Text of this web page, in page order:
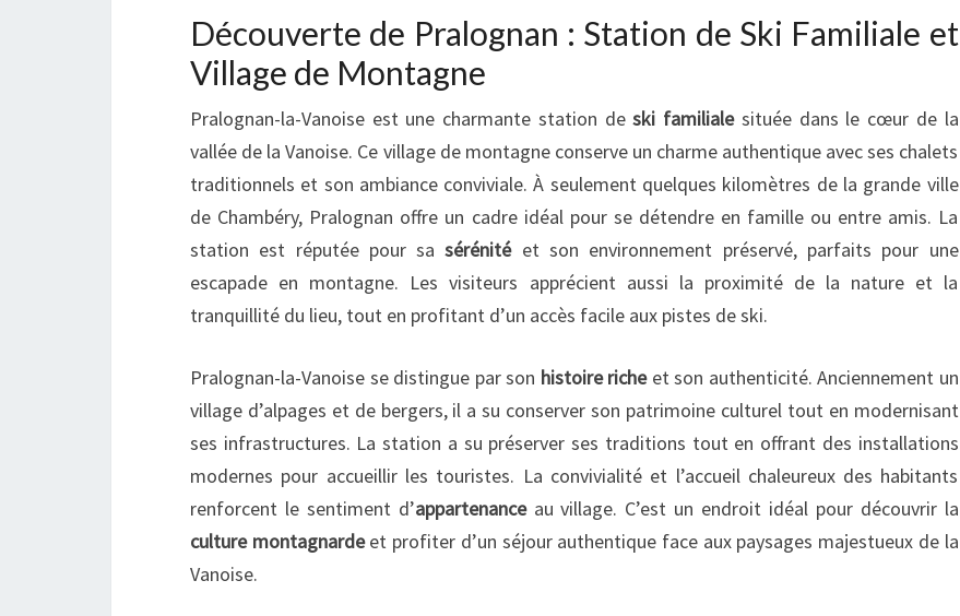
Découverte de Pralognan : Station de Ski Familiale et
Village de Montagne
Pralognan-la-Vanoise est une charmante station deski familialesituée dans le cœur de la
vallée de la Vanoise. Ce village de montagne conserve un charme authentique avec ses chalets
traditionnels et son ambiance conviviale. À seulement quelques kilomètres de la grande ville
de Chambéry, Pralognan offre un cadre idéal pour se détendre en famille ou entre amis. La
station est réputée pour sasérénitéet son environnement préservé, parfaits pour une
escapade en montagne. Les visiteurs apprécient aussi la proximité de la nature et la
tranquillité du lieu, tout en profitant d’un accès facile aux pistes de ski.
Pralognan-la-Vanoise se distingue par son histoire richeet son authenticité. Anciennement un
village d’alpages et de bergers, il a su conserver son patrimoine culturel tout en modernisant
ses infrastructures. La station a su préserver ses traditions tout en offrant des installations
modernes pour accueillir les touristes. La convivialité et l’accueil chaleureux des habitants
renforcent le sentiment d’appartenanceau village. C’est un endroit idéal pour découvrir la
culture montagnardeet profiter d’un séjour authentique face aux paysages majestueux de la
Vanoise.